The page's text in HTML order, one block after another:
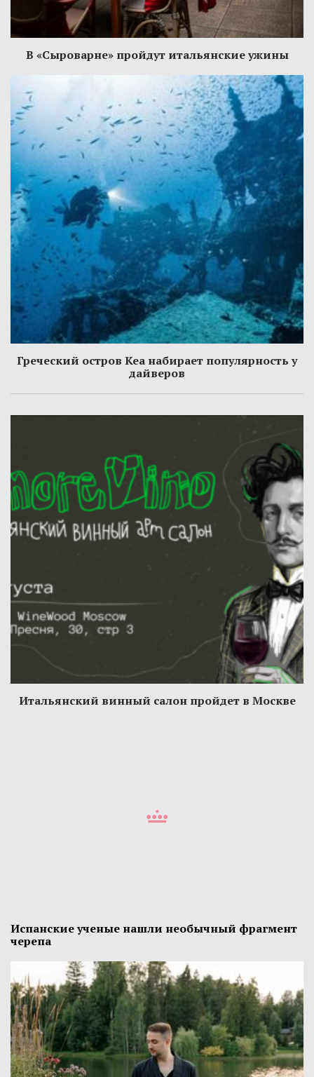
В «Сыроварне» пройдут итальянские ужины
Греческий остров Кеа набирает популярность у
дайверов
Итальянский винный салон пройдет в Москве
Испанские ученые нашли необычный фрагмент
черепа